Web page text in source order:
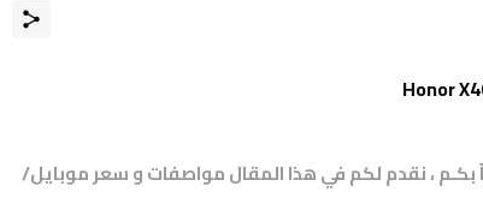
بكـم ، نقدم لكم في هذا المقال مواصفات و سعر موبايل/